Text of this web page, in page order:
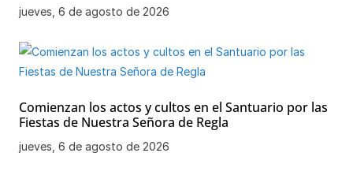
jueves, 6 de agosto de 2026
Comienzan los actos y cultos en el Santuario por las
Fiestas de Nuestra Señora de Regla
jueves, 6 de agosto de 2026